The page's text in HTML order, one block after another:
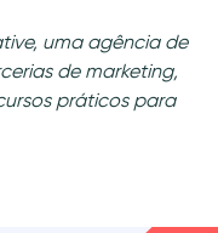
uma agência de
de marketing,
práticos para